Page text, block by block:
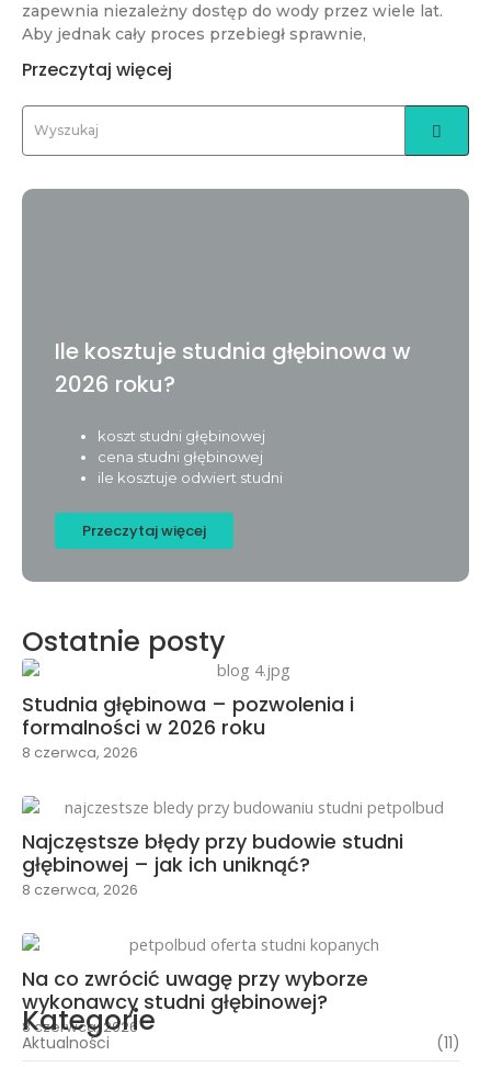
zapewnia niezależny dostęp do wody przez wiele lat.
Aby jednak cały proces przebiegł sprawnie,
Przeczytaj więcej
Ile kosztuje studnia głębinowa w
2026 roku?
koszt studni głębinowej
cena studni głębinowej
ile kosztuje odwiert studni
Przeczytaj więcej
Ostatnie posty
Studnia głębinowa – pozwolenia i
formalności w 2026 roku
8 czerwca, 2026
Najczęstsze błędy przy budowie studni
głębinowej – jak ich uniknąć?
8 czerwca, 2026
Na co zwrócić uwagę przy wyborze
wykonawcy studni głębinowej?
8 czerwca, 2026
Kategorie
Aktualności (11)